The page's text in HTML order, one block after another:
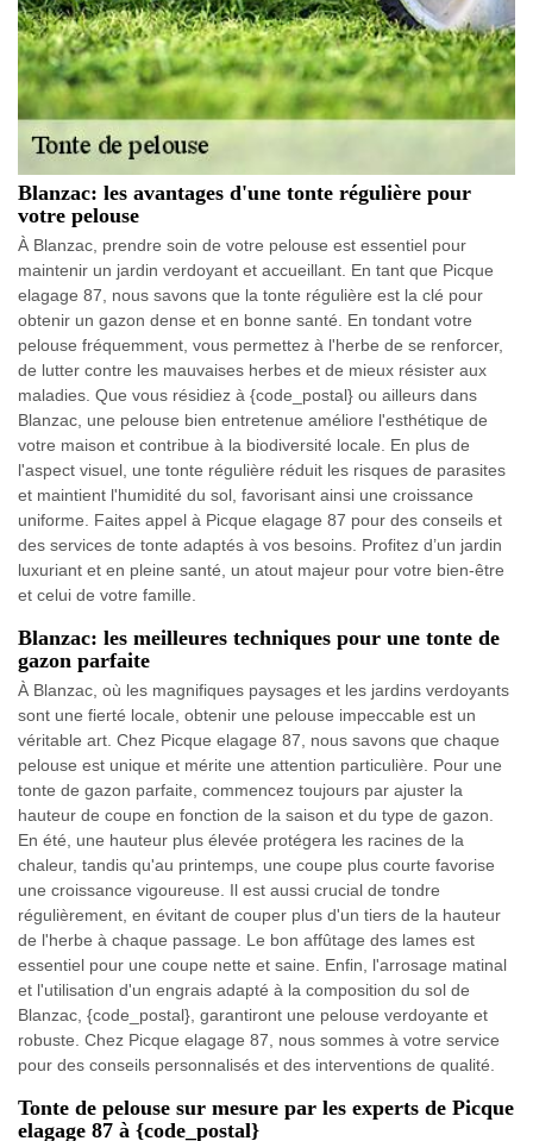
Blanzac: les avantages d'une tonte régulière pour
votre pelouse
À Blanzac, prendre soin de votre pelouse est essentiel pour
maintenir un jardin verdoyant et accueillant. En tant que Picque
elagage 87, nous savons que la tonte régulière est la clé pour
obtenir un gazon dense et en bonne santé. En tondant votre
pelouse fréquemment, vous permettez à l'herbe de se renforcer,
de lutter contre les mauvaises herbes et de mieux résister aux
maladies. Que vous résidiez à {code_postal} ou ailleurs dans
Blanzac, une pelouse bien entretenue améliore l'esthétique de
votre maison et contribue à la biodiversité locale. En plus de
l'aspect visuel, une tonte régulière réduit les risques de parasites
et maintient l'humidité du sol, favorisant ainsi une croissance
uniforme. Faites appel à Picque elagage 87 pour des conseils et
des services de tonte adaptés à vos besoins. Profitez d’un jardin
luxuriant et en pleine santé, un atout majeur pour votre bien-être
et celui de votre famille.
Blanzac: les meilleures techniques pour une tonte de
gazon parfaite
À Blanzac, où les magnifiques paysages et les jardins verdoyants
sont une fierté locale, obtenir une pelouse impeccable est un
véritable art. Chez Picque elagage 87, nous savons que chaque
pelouse est unique et mérite une attention particulière. Pour une
tonte de gazon parfaite, commencez toujours par ajuster la
hauteur de coupe en fonction de la saison et du type de gazon.
En été, une hauteur plus élevée protégera les racines de la
chaleur, tandis qu'au printemps, une coupe plus courte favorise
une croissance vigoureuse. Il est aussi crucial de tondre
régulièrement, en évitant de couper plus d'un tiers de la hauteur
de l'herbe à chaque passage. Le bon affûtage des lames est
essentiel pour une coupe nette et saine. Enfin, l'arrosage matinal
et l'utilisation d'un engrais adapté à la composition du sol de
Blanzac, {code_postal}, garantiront une pelouse verdoyante et
robuste. Chez Picque elagage 87, nous sommes à votre service
pour des conseils personnalisés et des interventions de qualité.
Tonte de pelouse sur mesure par les experts de Picque
elagage 87 à {code_postal}